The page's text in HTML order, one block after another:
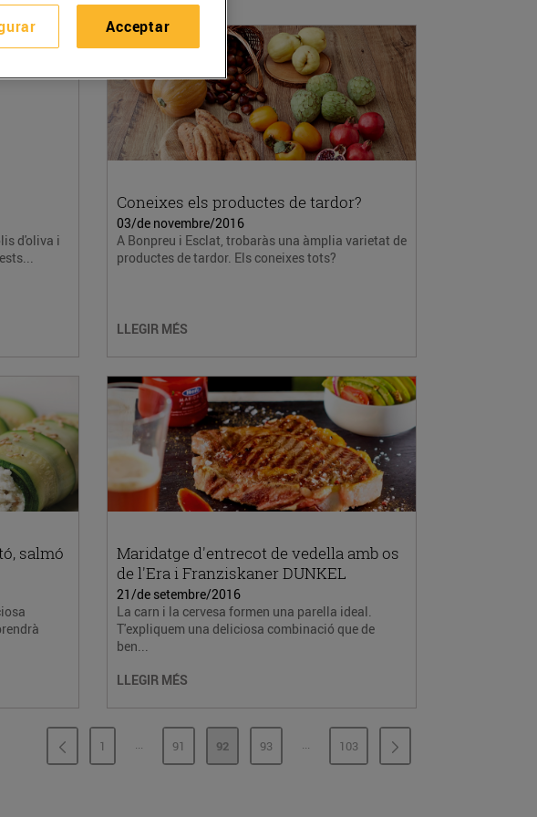
d'oliva i
Coneixes els productes de tardor?
03/de novembre/2016
A Bonpreu i Esclat, trobaràs una àmplia varietat de
productes de tardor. Els coneixes tots?
LLEGIR MÉS
salmó
Maridatge d'entrecot de vedella amb os
de l'Era i Franziskaner DUNKEL
21/de setembre/2016
La carn i la cervesa formen una parella ideal.
T'expliquem una deliciosa combinació que de
ben...
LLEGIR MÉS
PÀGINA
1 ...PÀGINES INTERMÈDIES
PÀGINA
91 PÀGINA
92 PÀGINA
93 ...PÀGINES INTERMÈDIES
PÀGINA
103
Acceptar